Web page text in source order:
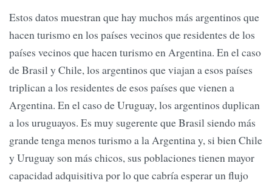
Estos datos muestran que hay muchos más argentinos que
hacen turismo en los países vecinos que residentes de los
países vecinos que hacen turismo en Argentina. En el caso
de Brasil y Chile, los argentinos que viajan a esos países
triplican a los residentes de esos países que vienen a
Argentina. En el caso de Uruguay, los argentinos duplican
a los uruguayos. Es muy sugerente que Brasil siendo más
grande tenga menos turismo a la Argentina y, si bien Chile
y Uruguay son más chicos, sus poblaciones tienen mayor
capacidad adquisitiva por lo que cabría esperar un flujo